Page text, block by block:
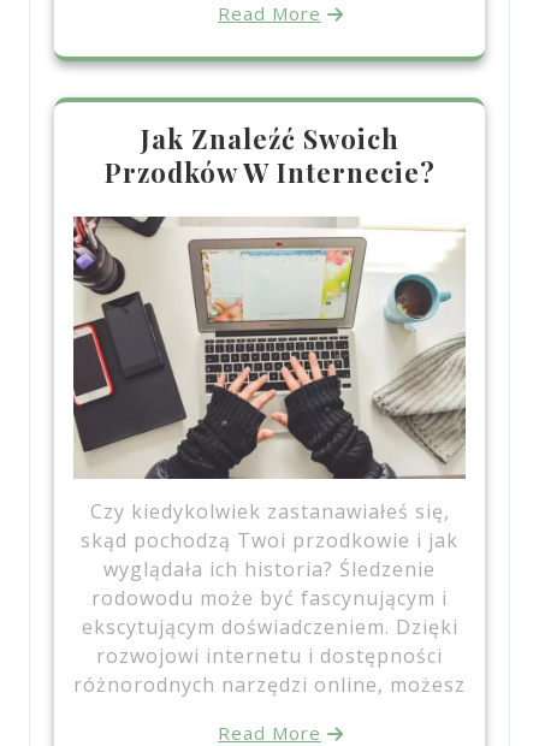
Read More
Jak Znaleźć Swoich
Przodków W Internecie?
Czy kiedykolwiek zastanawiałeś się,
skąd pochodzą Twoi przodkowie i jak
wyglądała ich historia? Śledzenie
rodowodu może być fascynującym i
ekscytującym doświadczeniem. Dzięki
rozwojowi internetu i dostępności
różnorodnych narzędzi online, możesz
Read More